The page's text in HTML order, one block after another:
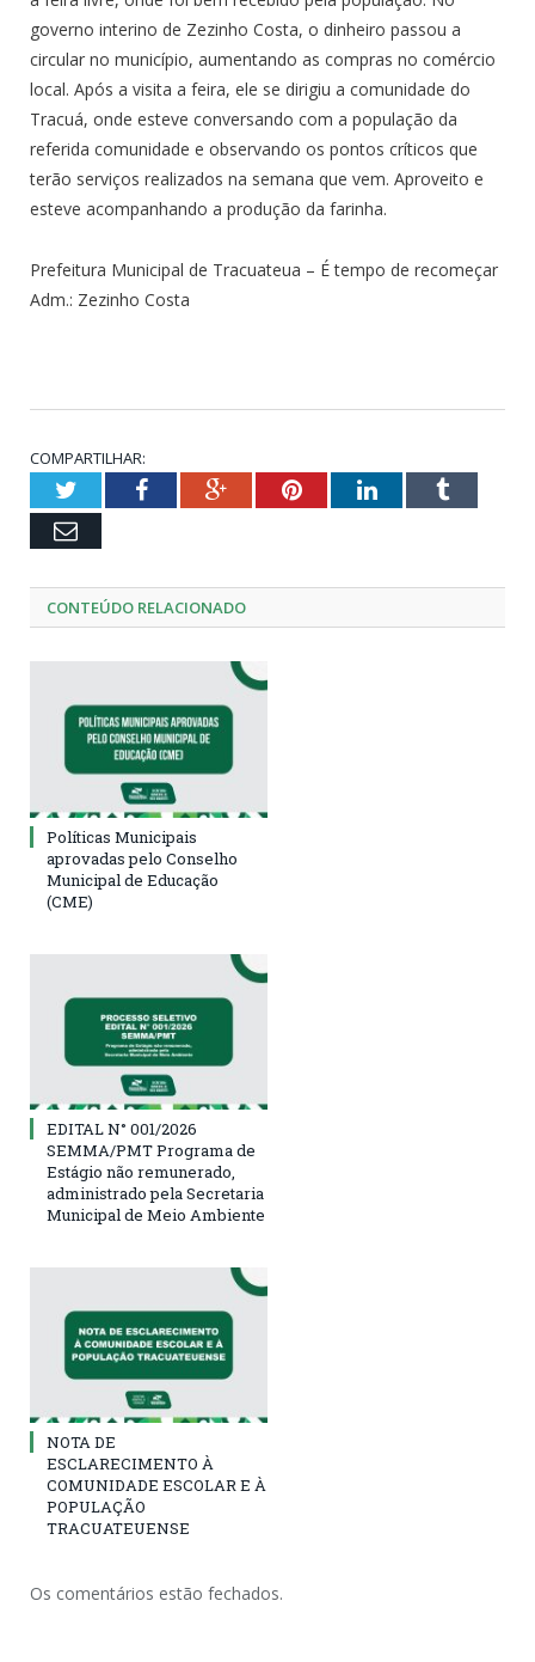
governo interino de Zezinho Costa, o dinheiro passou a
circular no município, aumentando as compras no comércio
local. Após a visita a feira, ele se dirigiu a comunidade do
Tracuá, onde esteve conversando com a população da
referida comunidade e observando os pontos críticos que
terão serviços realizados na semana que vem. Aproveito e
esteve acompanhando a produção da farinha.
Prefeitura Municipal de Tracuateua – É tempo de recomeçar
Adm.: Zezinho Costa
COMPARTILHAR:
TwitterFacebookGoogle+PinterestLinkedInTumblr
Email
CONTEÚDO RELACIONADO
Políticas Municipais
aprovadas pelo Conselho
Municipal de Educação
(CME)
EDITAL N° 001/2026
SEMMA/PMT Programa de
Estágio não remunerado,
administrado pela Secretaria
Municipal de Meio Ambiente
NOTA DE
ESCLARECIMENTO À
COMUNIDADE ESCOLAR E À
POPULAÇÃO
TRACUATEUENSE
Os comentários estão fechados.